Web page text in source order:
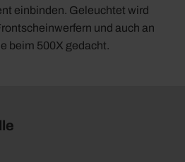
einbinden. Geleuchtet wird
und auch an
beim 500X gedacht.